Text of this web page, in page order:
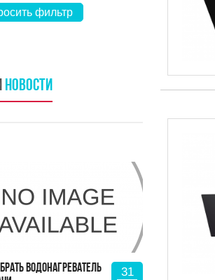
фильтр
Новости
ВОДОНАГРЕВАТЕЛЬ
31